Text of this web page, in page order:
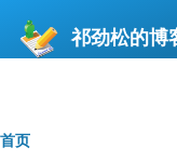
祁劲松的博
面
首页